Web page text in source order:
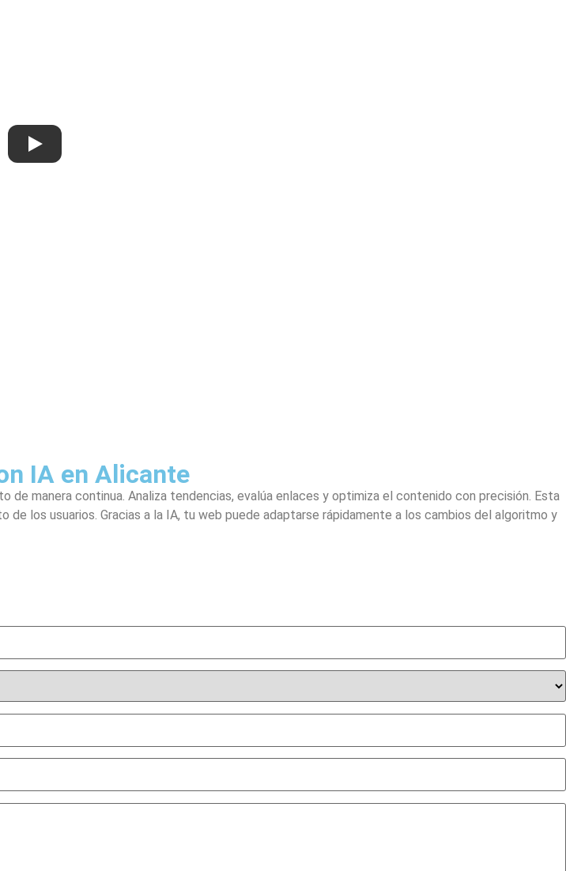
IA en Alicante
manera continua. Analiza tendencias, evalúa enlaces y optimiza el contenido con precisión. Esta
los usuarios. Gracias a la IA, tu web puede adaptarse rápidamente a los cambios del algoritmo y